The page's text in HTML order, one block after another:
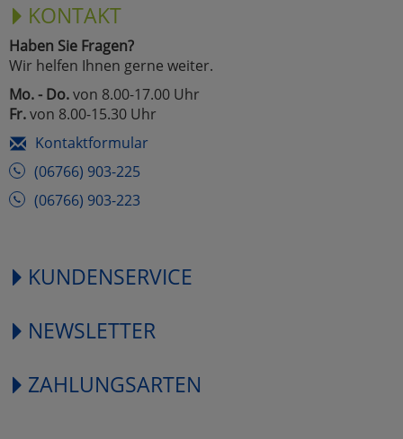
KONTAKT
Haben Sie Fragen?
Wir helfen Ihnen gerne weiter.
Mo. - Do.von 8.00-17.00 Uhr
Fr.von 8.00-15.30 Uhr
Kontaktformular
(06766) 903-225
(06766) 903-223
KUNDENSERVICE
NEWSLETTER
ZAHLUNGSARTEN